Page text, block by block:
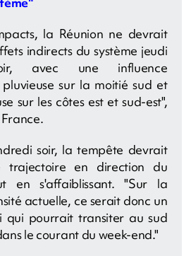
la Réunion ne devrait
indirects du système jeudi
avec une influence
pluvieuse sur la moitié sud et
sur les côtes est et sud-est",
soir, la tempête devrait
trajectoire en direction du
en s'affaiblissant. "Sur la
actuelle, ce serait donc un
qui pourrait transiter au sud
le courant du week-end."